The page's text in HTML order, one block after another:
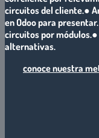
circuitos del cliente.●
en Odoo para
circuitos por
alternativas.
conoce nuestra